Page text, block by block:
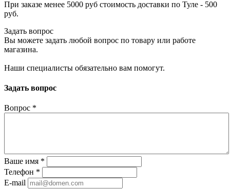
При заказе менее 5000 руб стоимость доставки по Туле - 500
руб.
Задать вопрос
Вы можете задать любой вопрос по товару или работе
магазина.
Наши специалисты обязательно вам помогут.
Задать вопрос
Вопрос *
Ваше имя *
Телефон *
E-mail